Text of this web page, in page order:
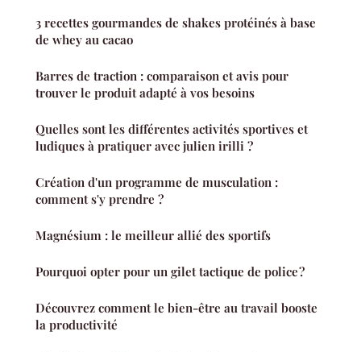
3 recettes gourmandes de shakes protéinés à base
de whey au cacao
Barres de traction : comparaison et avis pour
trouver le produit adapté à vos besoins
Quelles sont les différentes activités sportives et
ludiques à pratiquer avec julien irilli ?
Création d'un programme de musculation :
comment s'y prendre ?
Magnésium : le meilleur allié des sportifs
Pourquoi opter pour un gilet tactique de police ?
Découvrez comment le bien-être au travail booste
la productivité